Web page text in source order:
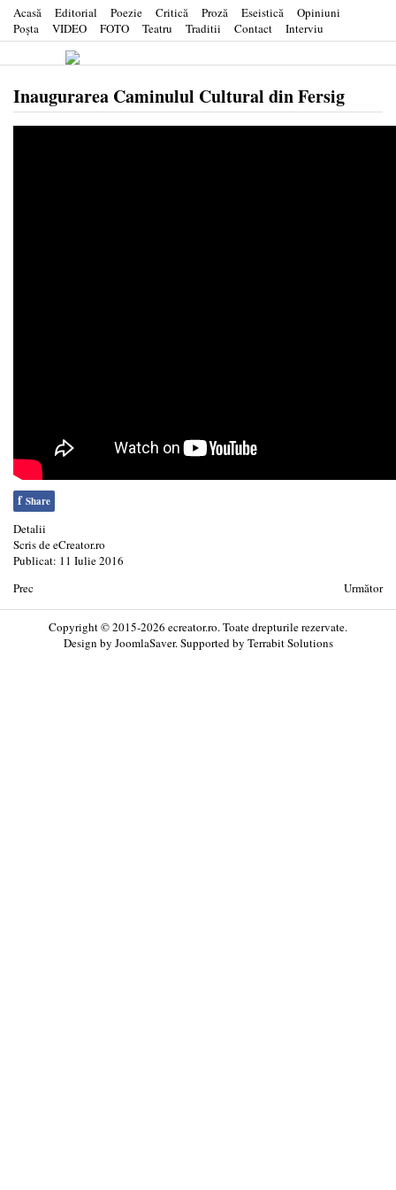
Acasă Editorial Poezie Critică Proză Eseistică
Opiniuni
Poşta
VIDEO FOTO Teatru Traditii Contact Interviu
Inaugurarea Caminulul Cultural din Fersig
f Share
Detalii
Scris deeCreator.ro
Publicat: 11 Iulie 2016
Prec
Următor
Copyright © 2015-2026 ecreator.ro. Toate drepturile rezervate.
Design by JoomlaSaver. Supported by Terrabit Solutions